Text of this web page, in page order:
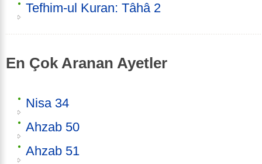
Tefhim-ul Kuran: Tâhâ 2
En Çok Aranan Ayetler
Nisa 34
Ahzab 50
Ahzab 51